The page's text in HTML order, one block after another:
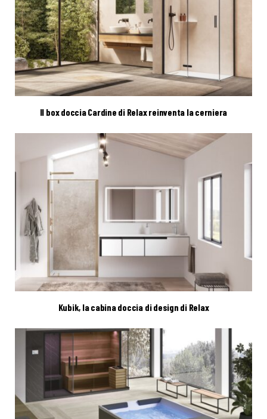
Il box doccia Cardine di Relax reinventa la cerniera
Kubik, la cabina doccia di design di Relax